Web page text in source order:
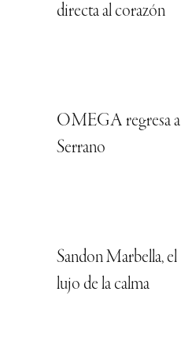
directa al corazón
OMEGA regresa a
Serrano
Sandon Marbella, el
lujo de la calma